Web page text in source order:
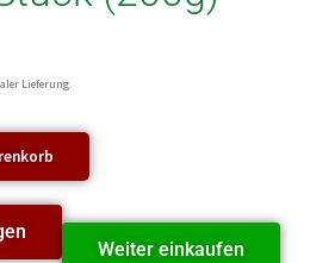
Lieferung.
Weiter einkaufen